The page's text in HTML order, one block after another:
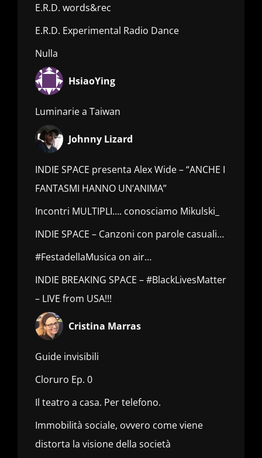
E.R.D. words&rec
E.R.D. Experimental Radio Dance
Nulla
HsiaoYing
Luminarie a Taiwan
Johnny Lizard
INDIE SPACE presenta Alex Wide – “ANCHE I
FANTASMI HANNO UN’ANIMA”
Incontri MULTIPLI…. conosciamo Mikulski_
INDIE SPACE – Canzoni con parole casuali…
#FestadellaMusica on air…
INDIE BREAKING SPACE – #BlackLivesMatter
– LIVE from USA!!!
Cristina Marras
Guide invisibili
Cloruro Ep. 0
Il teatro a casa. Per telefono.
Immobilità sociale, ovvero come viene
distorta la visione della società